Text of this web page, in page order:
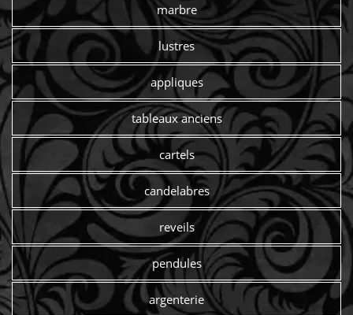
marbre
lustres
appliques
tableaux anciens
cartels
candelabres
reveils
pendules
argenterie